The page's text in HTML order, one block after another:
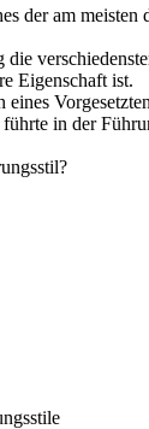
der am
die
Eigenschaft ist.
eines
in der